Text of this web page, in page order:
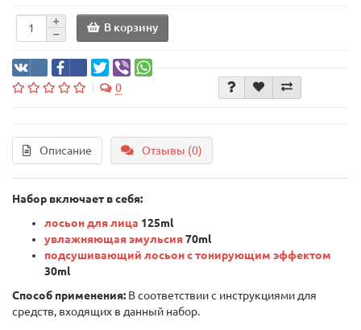
В корзину
0
Описание Отзывы (0)
Набор включает в себя:
лосьон для лица 125ml
увлажняющая эмульсия70ml
подсушивающий лосьон с тонирующим эффектом
30ml
Способ применения: В соответствии с инструкциями для
средств, входящих в данный набор.